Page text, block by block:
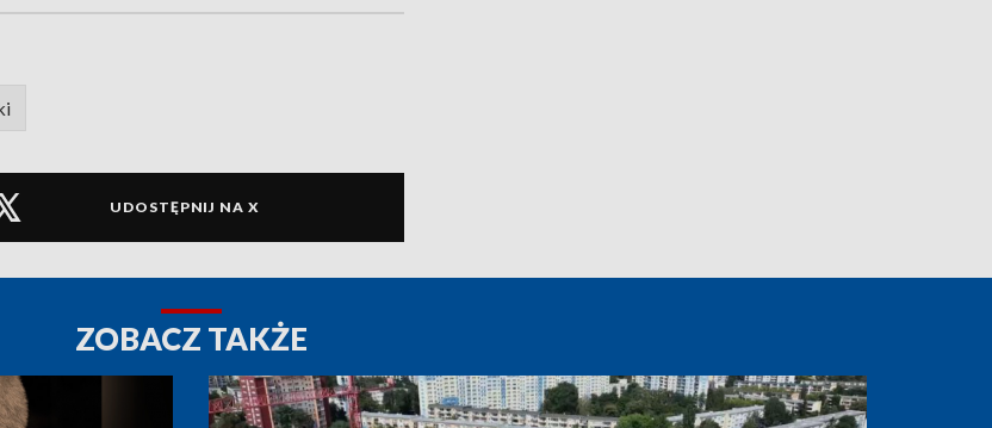
UDOSTĘPNIJ NA X
ZOBACZ TAKŻE